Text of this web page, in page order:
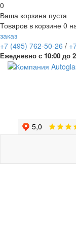
0
Ваша корзина пуста
Товаров в корзине 0
заказ
+7 (495) 762-50-26 /
Ежедневно с 10:00 до